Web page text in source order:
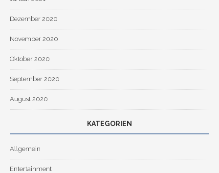
Dezember 2020
November 2020
Oktober 2020
September 2020
August 2020
KATEGORIEN
Allgemein
Entertainment